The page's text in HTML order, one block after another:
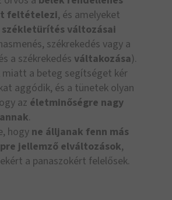
feltételezi, és amelyeket
székletürítés változásai
székrekedés vagy a
a székrekedés váltakozása).
miatt a beteg segítséget kér
aggódik, és a tünetek olyan
az életminőségre nagy
.
hogy ne álljanak fenn más
jellemző elváltozások,
a panaszokért felelősek.